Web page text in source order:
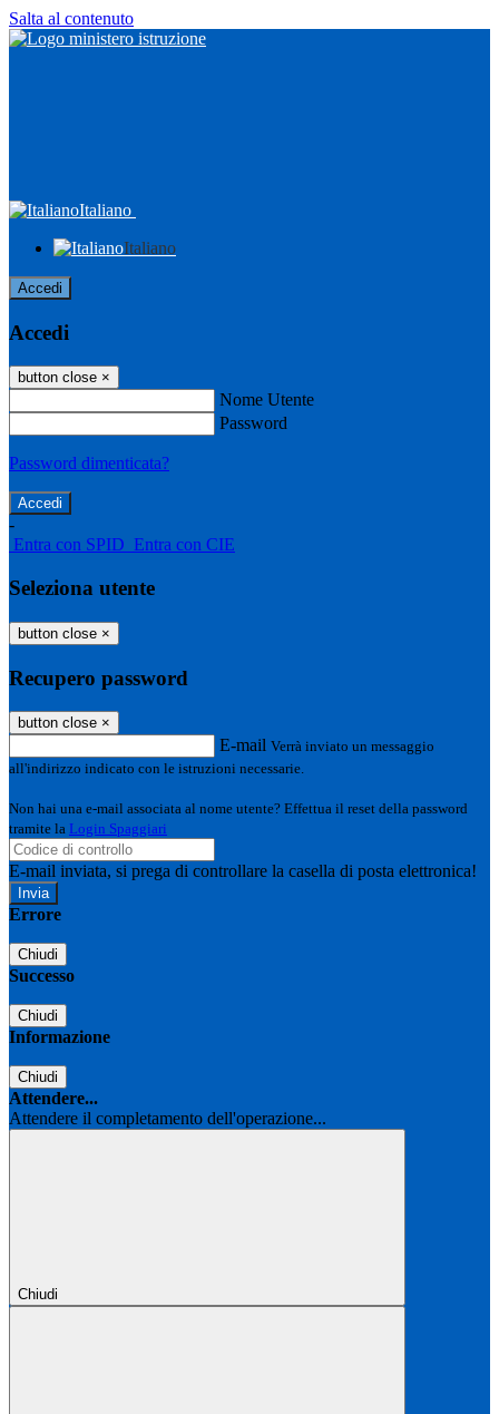
Salta al contenuto
Italiano
Italiano
Accedi
Accedi
button close ×
Nome Utente
Password
Password dimenticata?
-
Entra con SPID Entra con CIE
Seleziona utente
button close ×
Recupero password
button close ×
E-mail Verrà inviato un messaggio
all'indirizzo indicato con le istruzioni necessarie.
Non hai una e-mail associata al nome utente? Effettua il reset della password
tramite la Login Spaggiari
E-mail inviata, si prega di controllare la casella di posta elettronica!
Errore
Chiudi
Successo
Chiudi
Informazione
Chiudi
Attendere...
Attendere il completamento dell'operazione...
Chiudi